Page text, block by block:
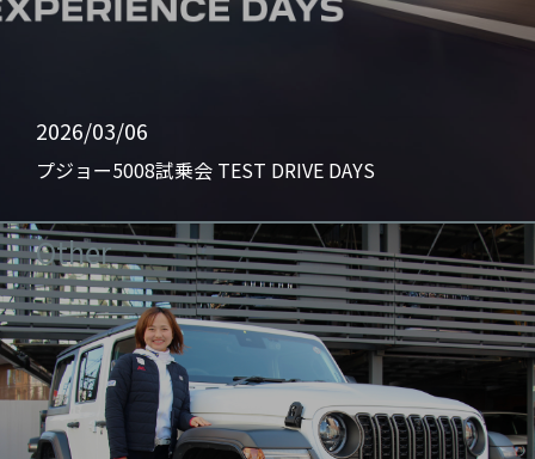
2026/03/06
プジョー5008試乗会 TEST DRIVE DAYS
Other